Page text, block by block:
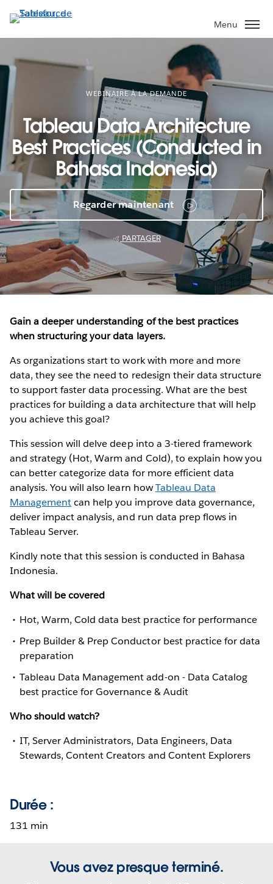
Aller
au
contenu
Menu
WEBINAIRE À LA DEMANDE
Tableau Data Architecture
Best Practices (Conducted in
Bahasa Indonesia)
Regarder maintenant
PARTAGER
Gain a deeper understanding of the best practices
when structuring your data layers.
As organizations start to work with more and more
data, they see the need to redesign their data structure
to support faster data processing. What are the best
practices for building a data architecture that will help
you achieve this goal?
This session will delve deep into a 3-tiered framework
and strategy (Hot, Warm and Cold), to explain how you
can better categorize data for more efficient data
analysis. You will also learn howTableau Data
Managementcan help you improve data governance,
deliver impact analysis, and run data prep flows in
Tableau Server.
Kindly note that this session is conducted in Bahasa
Indonesia.
What will be covered
Hot, Warm, Cold data best practice for performance
Prep Builder & Prep Conductor best practice for data
preparation
Tableau Data Management add-on - Data Catalog
best practice for Governance & Audit
Who should watch?
IT, Server Administrators, Data Engineers, Data
Stewards, Content Creators and Content Explorers
Durée :
131 min
Vous avez presque terminé.